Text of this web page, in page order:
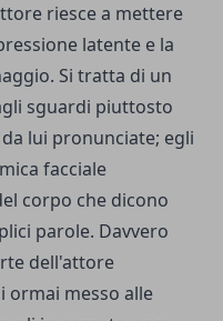
riesce a mettere
latente e la
Si tratta di un
sguardi piuttosto
lui pronunciate; egli
facciale
corpo che dicono
parole. Davvero
dell'attore
ormai messo alle